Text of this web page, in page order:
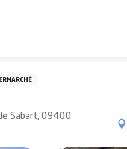
Sabart, 09400